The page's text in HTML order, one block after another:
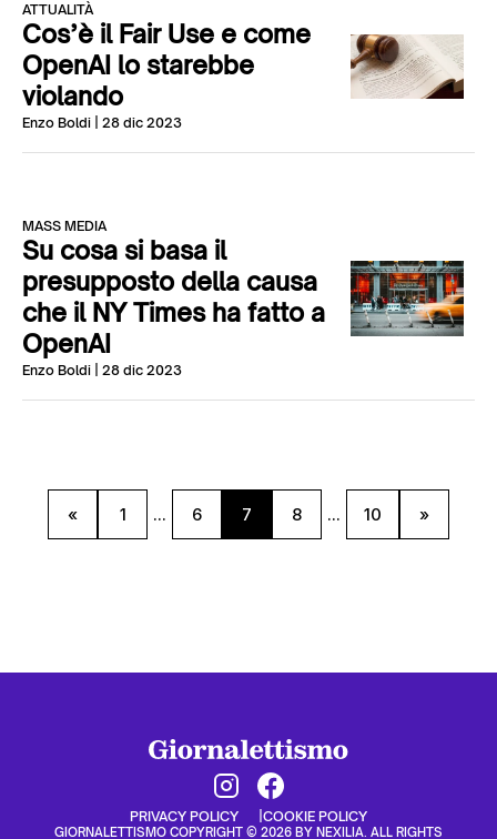
ATTUALITÀ
Cos’è il Fair Use e come
OpenAI lo starebbe
violando
Enzo Boldi | 28 dic 2023
MASS MEDIA
Su cosa si basa il
presupposto della causa
che il NY Times ha fatto a
OpenAI
Enzo Boldi | 28 dic 2023
« 1 ... 6 7 8 ... 10 »
PRIVACY POLICY COOKIE POLICY
GIORNALETTISMO COPYRIGHT © 2026 BY NEXILIA. ALL RIGHTS